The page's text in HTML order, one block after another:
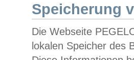
Speicherung
Die Webseite
lokalen Speicher des